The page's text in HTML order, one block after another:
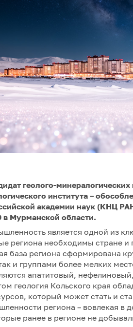
геолого-
института –
академии наук (КНЦ
Мурманской области.
является одной из
региона необходимы стране
база региона сформирована
и группами более мелких
апатитовый,
геология Кольского края
который может стать и
региона – вовлекая в
ранее в регионе не